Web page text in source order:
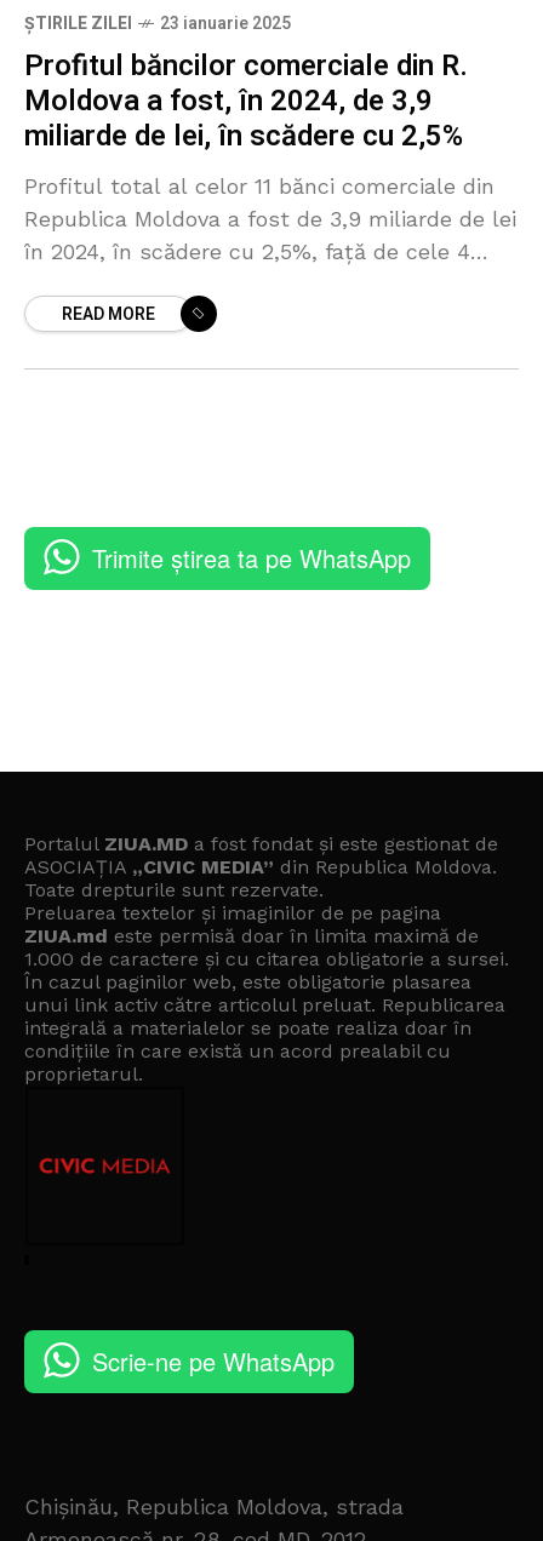
ȘTIRILE ZILEI 23 ianuarie 2025
Profitul băncilor comerciale din R.
Moldova a fost, în 2024, de 3,9
miliarde de lei, în scădere cu 2,5%
Profitul total al celor 11 bănci comerciale din
Republica Moldova a fost de 3,9 miliarde de lei
în 2024, în scădere cu 2,5%, față de cele 4
READ MORE
Trimite știrea ta pe WhatsApp
Portalul ZIUA.MD a fost fondat și este gestionat de
ASOCIAȚIA „CIVIC MEDIA” din Republica Moldova.
Toate drepturile sunt rezervate.
Preluarea textelor și imaginilor de pe pagina
ZIUA.md este permisă doar în limita maximă de
1.000 de caractere și cu citarea obligatorie a sursei.
În cazul paginilor web, este obligatorie plasarea
unui link activ către articolul preluat. Republicarea
integrală a materialelor se poate realiza doar în
condițiile în care există un acord prealabil cu
proprietarul.
Scrie-ne pe WhatsApp
Chișinău, Republica Moldova, strada